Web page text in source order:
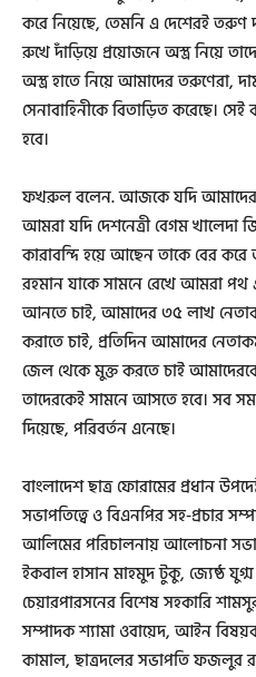
করে নিয়েছে, তেমনি এ দেশেরই তরুণ
রুখে দাঁড়িয়ে প্রয়োজনে অস্ত্র নিয়ে
অস্ত্র হাতে নিয়ে আমাদের তরুণেরা,
সেনাবাহিনীকে বিতাড়িত করেছে।
হবে।
ফখরুল বলেন. আজকে যদি আমাদের
আমরা যদি দেশনেত্রী বেগম খালেদা
কারাবন্দি হয়ে আছেন তাকে বের
রহমান যাকে সামনে রেখে আমরা পথ
আনতে চাই, আমাদের ৩৫ লাখ
করাতে চাই, প্রতিদিন আমাদের
জেল থেকে মুক্ত করতে চাই
তাদেরকেই সামনে আসতে হবে। সব
দিয়েছে, পরিবর্তন এনেছে।
বাংলাদেশ ছাত্র ফোরামের প্রধান
সভাপতিত্বে ও বিএনপির সহ-প্রচার
আলিমের পরিচালনায় আলোচনা
ইকবাল হাসান মাহমুদ টুকু, জ্যেষ্ঠ
চেয়ারপারসনের বিশেষ সহকারি
সম্পাদক শ্যামা ওবায়েদ, আইন
কামাল, ছাত্রদলের সভাপতি ফজলুর